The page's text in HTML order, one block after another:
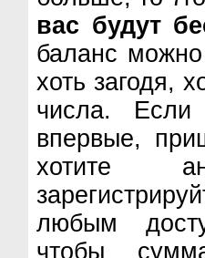
вас будут
баланс
хоть загодя,
числа.
впервые,
хотите
любым
чтобы